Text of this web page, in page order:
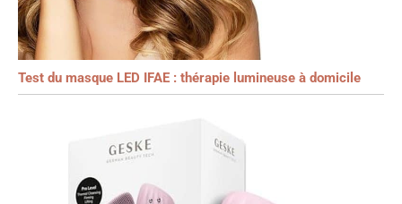
Test du masque LED IFAE : thérapie lumineuse à domicile